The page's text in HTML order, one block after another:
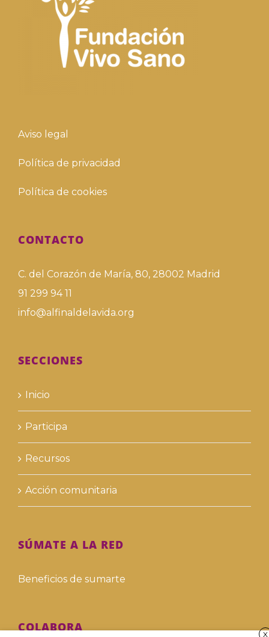
Aviso legal
Política de privacidad
Política de cookies
CONTACTO
C. del Corazón de María, 80, 28002 Madrid
91 299 94 11
info@alfinaldelavida.org
SECCIONES
Inicio
Participa
Recursos
Acción comunitaria
SÚMATE A LA RED
Beneficios de sumarte
COLABORA
X